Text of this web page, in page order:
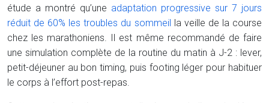
étude a montré qu’une adaptation progressive sur 7 jours
réduit de 60% les troubles du sommeil
la veille de la course
chez les marathoniens. Il est même recommandé de faire
une simulation complète de la routine du matin à J-2 : lever,
petit-déjeuner au bon timing, puis footing léger pour habituer
le corps à l’effort post-repas.